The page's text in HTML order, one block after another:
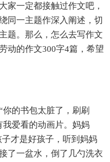
家一定都接触过作文吧，
同一主题作深入阐述，切
题。那么，怎么去写作文
动的作文300字4篇，希望
的书包太脏了，刷刷
爱看的动画片。妈妈
才是好孩子，听到妈妈
了一盆水，倒了几勺洗衣